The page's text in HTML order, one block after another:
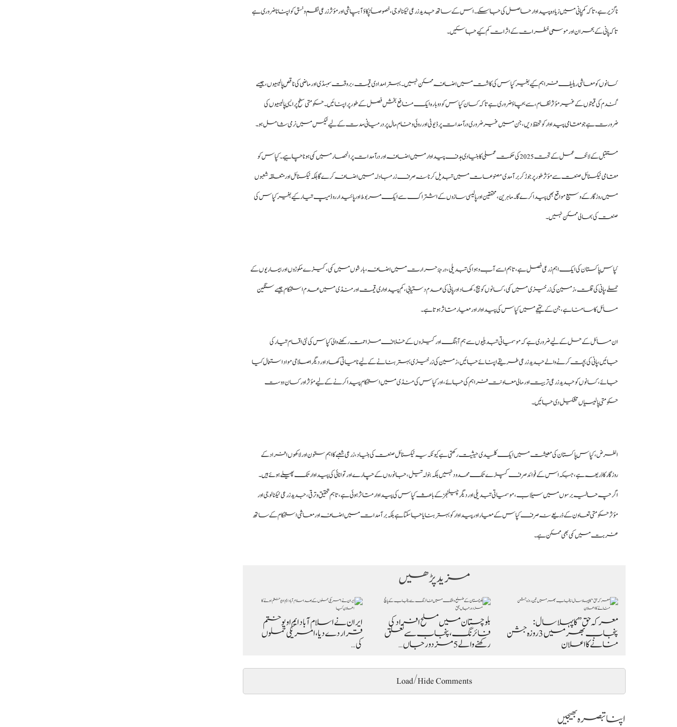
ناگزیر ہے، تاکہ کم پانی میں زیادہ پیداوار حاصل کی جا سکے۔ اس کے ساتھ جدید زرعی ٹیکنالوجی، خصوصاً ٹپکاؤ آبپاشی اور مؤثر زرعی نظم و نسق کو اپنانا ضروری ہے
تاکہ پانی کے بحران اور موسمی خطرات کے اثرات کم کیے جا سکیں۔
کسانوں کو معاشی ریلیف فراہم کیے بغیر کپاس کی کاشت میں اضافہ ممکن نہیں۔ بہتر امدادی قیمت، بروقت سبسڈی اور ماضی کی ناقص پالیسیوں، جیسے
گندم کی قیمتوں کے غیر مؤثر نظام، سے بچاؤ ضروری ہے تاکہ کسان کپاس کو دوبارہ ایک منافع بخش فصل کے طور پر اپنائیں۔ حکومتی سطح پر ایسی پالیسیوں کی
ضرورت ہے جو مقامی پیداوار کو تحفظ دیں، جن میں غیر ضروری درآمدات پر ڈیوٹی اور روئی و خام مال پر درمیانی مدت کے لیے ٹیکس میں نرمی شامل ہو۔
مستقبل کے لائحہ عمل کے تحت 2025 کی حکمت عملی کا بنیادی ہدف پیداوار میں اضافہ اور درآمدات پر انحصار میں کمی ہونا چاہیے۔ کپاس کو
مقامی ٹیکسٹائل صنعت سے مؤثر طور پر جوڑ کر برآمدی مصنوعات میں تبدیل کرنا نہ صرف زرمبادلہ میں اضافہ کرے گا بلکہ ٹیکسٹائل اور متعلقہ شعبوں
میں روزگار کے وسیع مواقع بھی پیدا کرے گا۔ ماہرین، محققین اور پالیسی سازوں کے اشتراک سے ایک مربوط اور پائیدار روڈ میپ تیار کیے بغیر کپاس کی
صنعت کی بحالی ممکن نہیں۔
کپاس پاکستان کی ایک اہم زرعی فصل ہے، تاہم اسے آب و ہوا کی تبدیلی، درجۂ حرارت میں اضافہ، بارشوں میں کمی، کیڑے مکوڑوں اور بیماریوں کے
حملے، پانی کی قلت، زمین کی زرخیزی میں کمی، کسانوں کو بیج، کھاد اور پانی کی عدم دستیابی، کم پیداواری قیمت اور منڈی میں عدم استحکام جیسے سنگین
مسائل کا سامنا ہے، جن کے نتیجے میں کپاس کی پیداوار اور معیار متاثر ہوتا ہے۔
ان مسائل کے حل کے لیے ضروری ہے کہ موسمیاتی تبدیلیوں سے ہم آہنگ اور کیڑوں کے خلاف مزاحمت رکھنے والی کپاس کی نئی اقسام تیار کی
جائیں، پانی کی بچت کرنے والے جدید زرعی طریقے اپنائے جائیں، زمین کی زرخیزی بہتر بنانے کے لیے نامیاتی کھاد اور دیگر اصلاحی مواد استعمال کیا
جائے، کسانوں کو جدید زرعی تربیت اور مالی معاونت فراہم کی جائے، اور کپاس کی منڈی میں استحکام پیدا کرنے کے لیے مؤثر اور کسان دوست
حکومتی پالیسیاں تشکیل دی جائیں۔
الغرض، کپاس پاکستان کی معیشت میں ایک کلیدی حیثیت رکھتی ہے کیونکہ یہ ٹیکسٹائل صنعت کی بنیاد، زرعی شعبے کا اہم ستون اور لاکھوں افراد کے
روزگار کا ذریعہ ہے، جبکہ اس کے فوائد صرف کپڑے تک محدود نہیں بلکہ بنولہ تیل، جانوروں کے چارے اور توانائی کی پیداوار تک پھیلے ہوئے ہیں۔
اگرچہ حالیہ برسوں میں سیلاب، موسمیاتی تبدیلی اور دیگر چیلنجز کے باعث کپاس کی پیداوار متاثر ہوئی ہے، تاہم تحقیق و ترقی، جدید زرعی ٹیکنالوجی اور
مؤثر حکومتی تعاون کے ذریعے نہ صرف کپاس کے معیار اور پیداوار کو بہتر بنایا جا سکتا ہے بلکہ برآمدات میں اضافہ اور معاشی استحکام کے ساتھ
غربت میں کمی بھی ممکن ہے۔
مزید پڑھیں
ایران نے اسلام آباد ایم او یو ختم
قرار دے دیا، امریکی حملوں
کی…
بلوچستان میں مسلح افراد کی
فائرنگ، پنجاب سے تعلق
رکھنے والے 5 مزدور جاں…
معرکہ حق” کا پہلا سال:
پنجاب بھر میں3 روزہ جشن
منانے کا اعلان
Load/Hide Comments
اپنا تبصرہ بھیجیں